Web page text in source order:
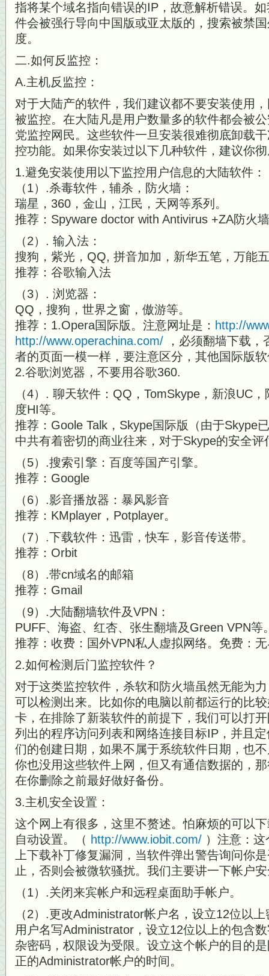
指将某个域名指向错误的IP，故意解析错误。
件会被强行导向中国版或亚太版的， 搜索被禁
度。
二.如何反监控：
A.主机反监控：
对于大陆产的软件，我们建议都不要安装使用
被监控。在大陆凡是用户数量多的软件都会被
党监控网民。这些软件一旦安装很难彻底卸载
控功能。 如果你安装过以下几种软件，建议你
1.避免安装使用以下监控用户信息的大陆软件：
（1）.杀毒软件，辅杀，防火墙：
瑞星，360，金山，江民，天网等系列。
推荐：Spyware doctor with Antivirus +ZA防火墙
（2）. 输入法：
搜狗，紫光，QQ, 拼音加加，新华五笔，万能
推荐：谷歌输入法
（3）. 浏览器：
QQ，搜狗，世界之窗，傲游等。
推荐：1.Opera国际版。注意网址是： http://
http://www.operachina.com/ ，必须翻墙下载
者的页面一模一样，要注意区分，其他国际版
2.谷歌浏览器，不要用谷歌360.
（4）. 聊天软件：QQ，TomSkype，新浪UC
度HI等。
推荐：Goole Talk，Skype国际版（由于Skype
中共有着密切的商业往来，对于Skype的安全评
（5）.搜索引擎：百度等国产引擎。
推荐：Google
（6）.影音播放器：暴风影音
推荐：KMplayer，Potplayer。
（7）.下载软件：迅雷，快车，影音传送带。
推荐：Orbit
（8）.带cn域名的邮箱
推荐：Gmail
（9）.大陆翻墙软件及VPN：
PUFF、海盗、红杏、张生翻墙及Green VPN等
推荐：收费：国外VPN私人虚拟网络。免费：
2.如何检测后门监控软件？
对于这类监控软件，杀软和防火墙虽然无能为
可以检测出来。比如你的电脑以前都运行的比
卡，在排除了新装软件的前提下，我们可以打
列出的程序访问列表和网络连接目标IP，并且
们的创建日期，如果不属于系统软件日期，也
你也没用这些软件上网，但又有通信数据的，
在你删除之前最好做好备份。
3.主机安全设置：
这个网上有很多，这里不赘述。怕麻烦的可以
自动设置。（ http://www.iobit.com/ ）注意：
上下载补丁修复漏洞，当软件弹出警告询问你
止 ，否则会被微软骚扰。我们主要讲一下帐户
（1）.关闭来宾帐户和远程桌面助手帐户。
（2）.更改Administrator帐户名，设立12位以
用户名写Administrator，设立12位以上的包含
杂密码，权限设为受限。设立这个帐户的 目的
正的Administrator帐户的时间。